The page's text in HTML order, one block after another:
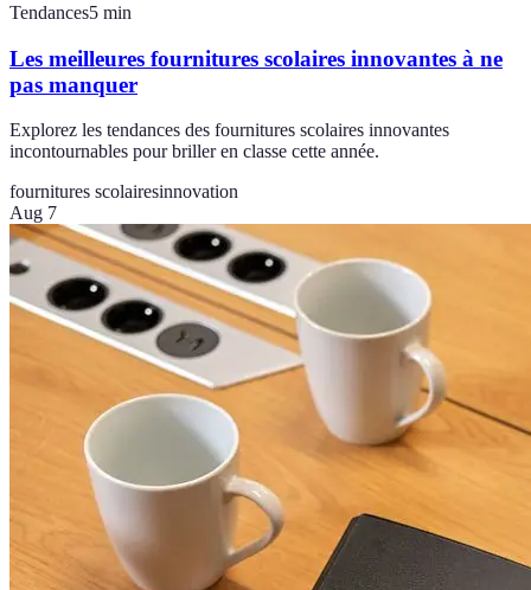
Tendances5 min
Les meilleures fournitures scolaires innovantes à ne
pas manquer
Explorez les tendances des fournitures scolaires innovantes
incontournables pour briller en classe cette année.
fournitures scolairesinnovation
Aug 7